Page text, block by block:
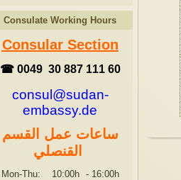
Consulate Working Hours
Consular Section
☎ 0049 30 887 111 60
consul@sudan-
embassy.de
ساعات عمل القسم
القنصلي
Mon-Thu: 10:00h - 16:00h